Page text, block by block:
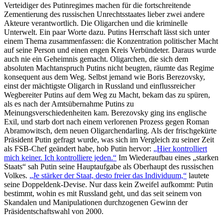
Verteidiger des Putinregimes machen für die fortschreitende
Zementierung des russischen Unrechtsstaates lieber zwei andere
Akteure verantwortlich. Die Oligarchen und die kriminelle
Unterwelt. Ein paar Worte dazu. Putins Herrschaft lässt sich unter
einem Thema zusammenfassen: die Konzentration politischer Macht
auf seine Person und einen engen Kreis Verbündeter. Daraus wurde
auch nie ein Geheimnis gemacht. Oligarchen, die sich dem
absoluten Machtanspruch Putins nicht beugten, räumte das Regime
konsequent aus dem Weg. Selbst jemand wie Boris Berezovsky,
einst der mächtigste Oligarch in Russland und einflussreicher
Wegbereiter Putins auf dem Weg zu Macht, bekam das zu spüren,
als es nach der Amtsübernahme Putins zu
Meinungsverschiedenheiten kam. Berezovsky ging ins englische
Exil, und starb dort nach einem verlorenen Prozess gegen Roman
Abramowitsch, dem neuen Oligarchendarling. Als der frischgekürte
Präsident Putin gefragt wurde, was sich im Vergleich zu seiner Zeit
als FSB-Chef geändert habe, hob Putin hervor: „Hier kontrolliert
mich keiner. Ich kontrolliere jeden.“ Im Wiederaufbau eines „starken
Staats“ sah Putin seine Hauptaufgabe als Oberhaupt des russischen
Volkes. „Je stärker der Staat, desto freier das Individuum,“ lautete
seine Doppeldenk-Devise. Nur dass kein Zweifel aufkommt: Putin
bestimmt, wohin es mit Russland geht, und das seit seinem von
Skandalen und Manipulationen durchzogenen Gewinn der
Präsidentschaftswahl von 2000.